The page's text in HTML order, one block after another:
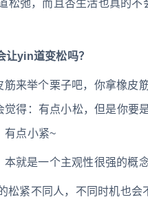
松弛，而且杏生活也真的不
让yin道变松吗？
筋来举个栗子吧，你拿橡皮
觉得：有点小松，但是你要
有点小紧~
本就是一个主观性很强的概
松紧不同人，不同时机也会